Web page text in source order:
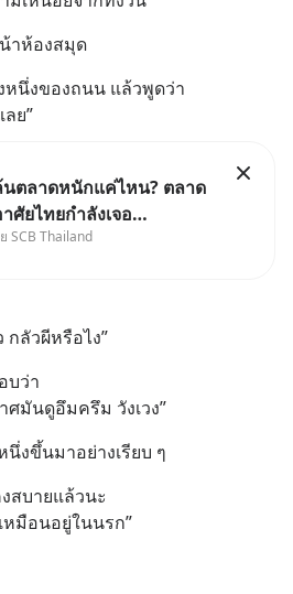
าห้องสมุด
หนึ่งของถนน แล้วพูดว่า
ย”
ตลาดหนักแค่ไหน? ตลาด
ศัยไทยกำลังเจอ
หนักกว่าที่คิด และ
นตลาด #เศรษฐกิจไทย
#SCBThailand
ถดูคลิปท
SCB Thailand
กลัวผีหรือไง”
บว่า
มันดูอึมครึม วังเวง”
งขึ้นมาอย่างเรียบ ๆ
สบายแล้วนะ
มือนอยู่ในนรก”